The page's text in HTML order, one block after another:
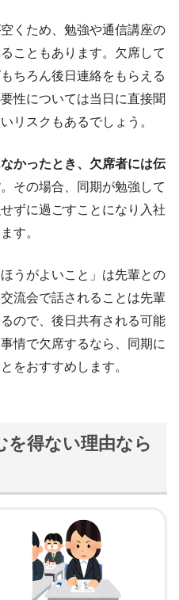
くため、勉強や通信講座の
こともあります。欠席して
ちろん後日連絡をもらえる
性については当日に直接聞
リスクもあるでしょう。
かったとき、欠席者には伝
。その場合、同期が勉強して
ずに過ごすことになり入社
す。
うがよいこと」は先輩との
流会で話されることは先輩
ので、後日共有される可能
情で欠席するなら、同期に
をおすすめします。
を得ない理由なら